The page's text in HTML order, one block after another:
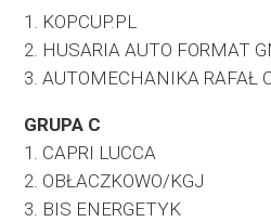
1. KOPCUP.PL
2. HUSARIA AUTO FORMAT
3. AUTOMECHANIKA RAFAŁ
GRUPA C
1. CAPRI LUCCA
2. OBŁACZKOWO/KGJ
3. BIS ENERGETYK